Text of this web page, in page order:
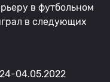
в футбольном
в следующих
04.05.2022